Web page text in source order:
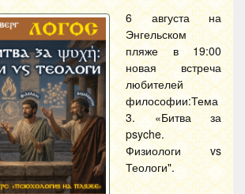
6 августа на
Энгельском
пляже в 19:00
новая встреча
любителей
философии:Тема
3. «Битва за
psyche.
Физиологи vs
Теологи".